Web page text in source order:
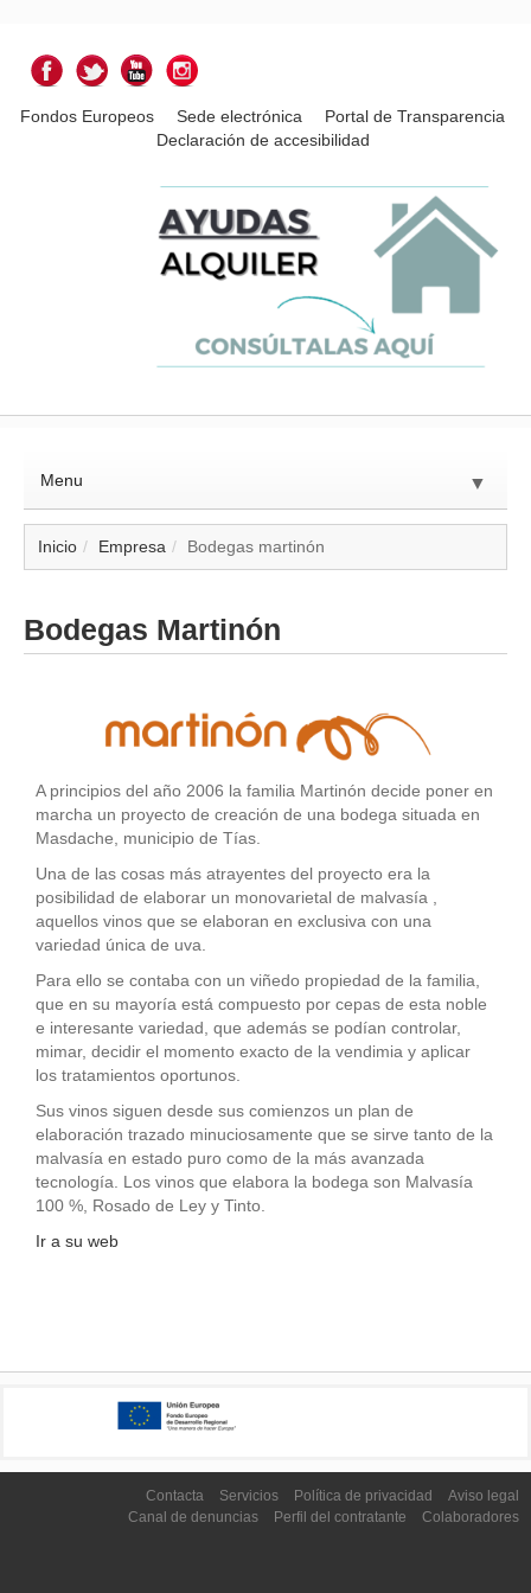
Fondos Europeos Sede electrónica
Portal de Transparencia
Declaración de accesibilidad
Menu ▼
▼
Inicio Empresa Bodegas martinón
Bodegas Martinón
A principios del año 2006 la familia Martinón decide poner en
marcha un proyecto de creación de una bodega situada en
Masdache, municipio de Tías.
Una de las cosas más atrayentes del proyecto era la
posibilidad de elaborar un monovarietal de malvasía ,
aquellos vinos que se elaboran en exclusiva con una
variedad única de uva.
Para ello se contaba con un viñedo propiedad de la familia,
que en su mayoría está compuesto por cepas de esta noble
e interesante variedad, que además se podían controlar,
mimar, decidir el momento exacto de la vendimia y aplicar
los tratamientos oportunos.
Sus vinos siguen desde sus comienzos un plan de
elaboración trazado minuciosamente que se sirve tanto de la
malvasía en estado puro como de la más avanzada
tecnología. Los vinos que elabora la bodega son Malvasía
100 %, Rosado de Ley y Tinto.
Ir a su web
Contacta Servicios Política de privacidad
Aviso legal
Canal de denuncias
Perfil del contratante Colaboradores